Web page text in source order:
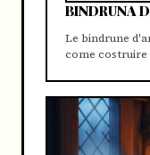
BINDRUNA
Le bindrune
come